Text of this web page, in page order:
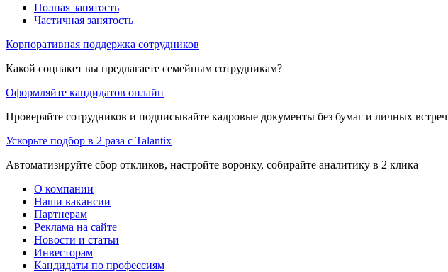
Полная занятость
Частичная занятость
Корпоративная поддержка сотрудников
Какой соцпакет вы предлагаете семейным сотрудникам?
Оформляйте кандидатов онлайн
Проверяйте сотрудников и подписывайте кадровые документы без бумаг и личных встреч
Ускорьте подбор в 2 раза с Talantix
Автоматизируйте сбор откликов, настройте воронку, собирайте аналитику в 2 клика
О компании
Наши вакансии
Партнерам
Реклама на сайте
Новости и статьи
Инвесторам
Кандидаты по профессиям